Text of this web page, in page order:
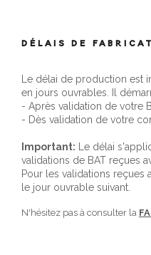
DÉLAIS DE
Le délai de production est
en jours ouvrables. Il
- Après validation de votre
- Dès validation de votre
Important: Le délai
validations de BAT reçues
Pour les validations reçues
le jour ouvrable suivant.
N'hésitez pas à consulter la